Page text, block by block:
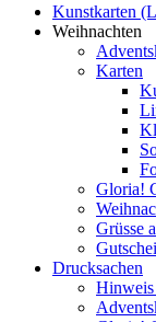
Kunstkarten
Weihnachten
Karten
Gloria!
Grüsse
Drucksachen
Hinweis